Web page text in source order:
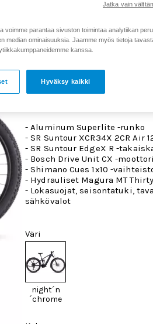
2 999 € 3 899 €
Täysin varusteltu
pehmeää kyytiä arkiajoon,
- Aluminum Superlite -runko
- SR Suntour XCR34X 2CR Air
- SR Suntour EdgeX R -
- Bosch Drive Unit CX -moottori
- Shimano Cues 1x10 -
- Hydrauliset Magura MT
- Lokasuojat, seisontatuki,
sähkövalot
Väri
night´n
´chrome
voimme parantaa sivuston toimintaa analytiikan
median ominaisuuksia. Jaamme myös tietoja
kanssa.
Hyväksy kaikki
Jatka vain